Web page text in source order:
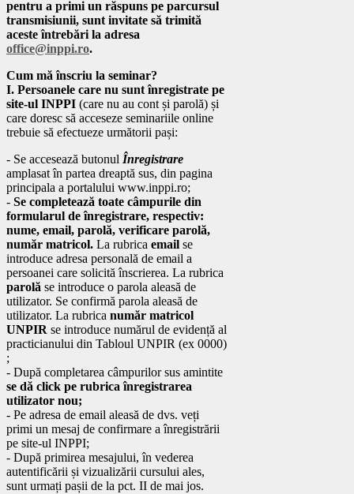
pentru a primi un răspuns pe parcursul
transmisiunii, sunt invitate să trimită
aceste întrebări la adresa
office@inppi.ro.
Cum mă înscriu la seminar?
I. Persoanele care nu sunt înregistrate pe
site-ul INPPI (care nu au cont și parolă) și
care doresc să acceseze seminariile online
trebuie să efectueze următorii pași:
- Se accesează butonul Înregistrare
amplasat în partea dreaptă sus, din pagina
principala a portalului www.inppi.ro;
- Se completează toate câmpurile din
formularul de înregistrare, respectiv:
nume, email, parolă, verificare parolă,
număr matricol. La rubrica email se
introduce adresa personală de email a
persoanei care solicită înscrierea. La rubrica
parolă se introduce o parola aleasă de
utilizator. Se confirmă parola aleasă de
utilizator. La rubrica număr matricol
UNPIR se introduce numărul de evidență al
practicianului din Tabloul UNPIR (ex 0000)
;
- După completarea câmpurilor sus amintite
se dă click pe rubrica înregistrarea
utilizator nou;
- Pe adresa de email aleasă de dvs. veți
primi un mesaj de confirmare a înregistrării
pe site-ul INPPI;
- După primirea mesajului, în vederea
autentificării și vizualizării cursului ales,
sunt urmați pașii de la pct. II de mai jos.